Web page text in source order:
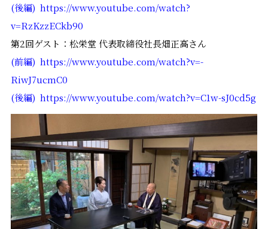
(後編) https://www.youtube.com/watch?
v=RzKzzECkb90
第2回ゲスト：松栄堂 代表取締役社長畑正高さん
(前編) https://www.youtube.com/watch?v=-
RiwJ7ucmC0
(後編) https://www.youtube.com/watch?v=C1w-sJ0cd5g